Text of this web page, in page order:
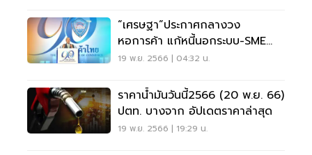
“เศรษฐา”ประกาศกลางวง
หอการค้า แก้หนี้นอกระบบ-SME
เร่ง FTA วาระแห่งชาติ
19 พ.ย. 2566 | 04:32 น.
ราคาน้ำมันวันนี้2566 (20 พ.ย. 66)
ปตท. บางจาก อัปเดตราคาล่าสุด
19 พ.ย. 2566 | 19:29 น.